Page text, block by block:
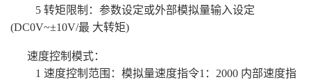
5 转矩限制：参数设定或外部模拟量输入设定
(DC0V~±10V/最 大转矩)
速度控制模式：
1 速度控制范围：模拟量速度指令1：2000 内部速度指